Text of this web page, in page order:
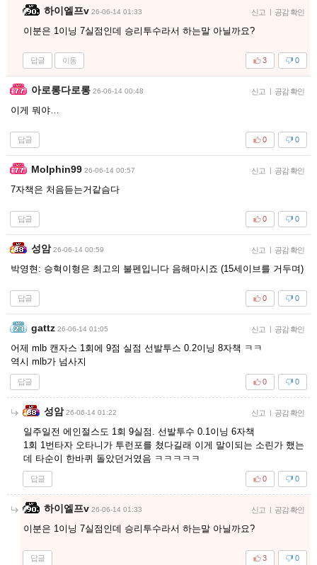
하이엘프v 26-06-14 01:33 신고 | 공감 확인
이분은 1이닝 7실점인데 승리투수라서 하는말 아닐까요?
답글 이동 0
3
아로롱다로롱 26-06-14 00:48 신고 | 공감 확인
이게 뭐야…
답글 0
0
Molphin99 26-06-14 00:57 신고 | 공감 확인
7자책은 처음듣는거같슴다
답글 0
0
성암 26-06-14 00:59 신고 | 공감 확인
박영현: 승혁이형은 최고의 불펜입니다 음해마시죠 (15세이브를 거두며)
답글 0
0
gattz 26-06-14 01:05 신고 | 공감 확인
어제 mlb 캔자스 1회에 9점 실점 선발투스 0.2이닝 8자책 ㅋㅋ
역시 mlb가 넘사지
답글 0
0
성암 26-06-14 01:22 신고 | 공감 확인
일주일전 에인절스도 1회 9실점. 선발투수 0.1이닝 6자책
1회 1번타자 오타니가 투런포를 쳤다길래 이게 말이되는 소린가 했는
데 타순이 한바퀴 돌았던거였음 ㅋㅋㅋㅋㅋ
답글 0
0
하이엘프v 26-06-14 01:33 신고 | 공감 확인
이분은 1이닝 7실점인데 승리투수라서 하는말 아닐까요?
답글 0
3